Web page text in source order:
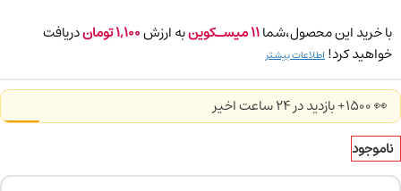
با خرید این محصول،شما11میسـکوینبه ارزش1,100توماندریافت
خواهید کرد! اطلاعات بیشتر
👀 1500+ بازدید در ۲۴ ساعت اخیر
ناموجود